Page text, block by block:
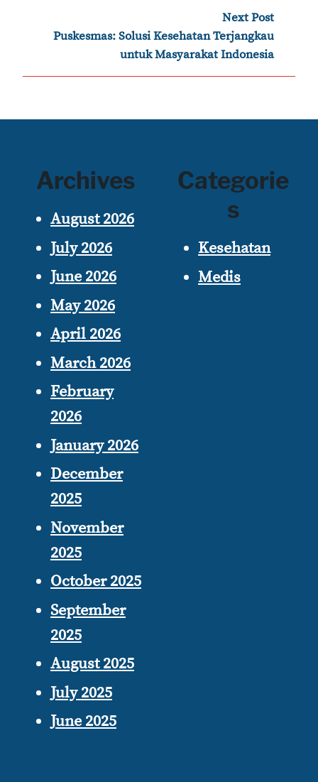
Next Post
Puskesmas: Solusi Kesehatan Terjangkau
untuk Masyarakat Indonesia
Archives
August 2026
July 2026
June 2026
May 2026
April 2026
March 2026
February
2026
January 2026
December
2025
November
2025
October 2025
September
2025
August 2025
July 2025
June 2025
Categorie
s
Kesehatan
Medis